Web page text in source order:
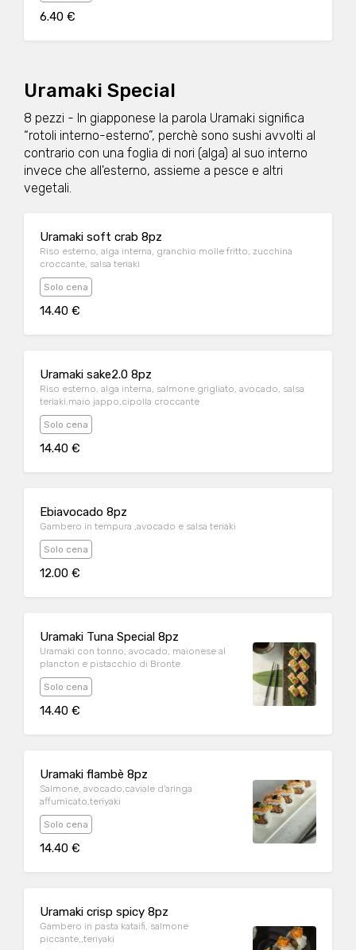
6.40 €
Uramaki Special
8 pezzi - In giapponese la parola Uramaki significa
“rotoli interno-esterno”, perchè sono sushi avvolti al
contrario con una foglia di nori (alga) al suo interno
invece che all'esterno, assieme a pesce e altri
vegetali.
Uramaki soft crab 8pz
Riso esterno, alga interna, granchio molle fritto, zucchina
croccante, salsa teriaki
Solo cena
14.40 €
Uramaki sake2.0 8pz
Riso esterno, alga interna, salmone grigliato, avocado, salsa
teriaki.maio jappo,cipolla croccante
Solo cena
14.40 €
Ebiavocado 8pz
Gambero in tempura ,avocado e salsa teriaki
Solo cena
12.00 €
Uramaki Tuna Special 8pz
Uramaki con tonno, avocado, maionese al
plancton e pistacchio di Bronte
Solo cena
14.40 €
Uramaki flambè 8pz
Salmone, avocado,caviale d'aringa
affumicato,teriyaki
Solo cena
14.40 €
Uramaki crisp spicy 8pz
Gambero in pasta kataifi, salmone
piccante,,teriyaki